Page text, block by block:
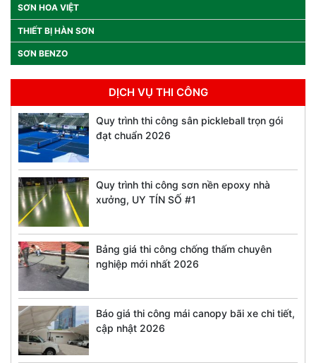
SƠN HOA VIỆT
THIẾT BỊ HÀN SƠN
SƠN BENZO
DỊCH VỤ THI CÔNG
Quy trình thi công sân pickleball trọn gói
đạt chuẩn 2026
Quy trình thi công sơn nền epoxy nhà
xưởng, UY TÍN SỐ #1
Bảng giá thi công chống thấm chuyên
nghiệp mới nhất 2026
Báo giá thi công mái canopy bãi xe chi tiết,
cập nhật 2026